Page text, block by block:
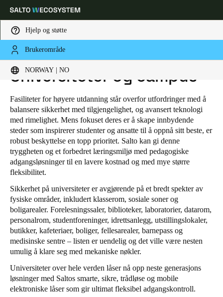
Hjelp og støtte
Brukerområde
NORWAY | NO
Velg sted og språkinnstillinger
Norway Norsk
Germany
Deutsch
Switzerland
DeutschFrançaisItaliano
United Kingdom
English
Ireland
English
HOME BRANSJER
UNIVERSITETER OG CAMPUS
Universiteter og campus
Fasiliteter for høyere utdanning står overfor utfordringer med å
balansere sikkerhet med tilgjengelighet, og avansert teknologi
med rimelighet. Mens fokuset deres er å skape innbydende
steder som inspirerer studenter og ansatte til å oppnå sitt beste, er
robust beskyttelse en topp prioritet. Salto kan gi denne
tryggheten og et forbedret læringsmiljø med pedagogiske
adgangsløsninger til en lavere kostnad og med mye større
fleksibilitet.
Sikkerhet på universiteter er avgjørende på et bredt spekter av
fysiske områder, inkludert klasserom, sosiale soner og
boligarealer. Forelesningssaler, biblioteker, laboratorier, datarom,
personalrom, studentforeninger, idrettsanlegg, utstillingslokaler,
butikker, kafeteriaer, boliger, fellesarealer, barnepass og
medisinske sentre – listen er uendelig og det ville være nesten
umulig å klare seg med mekaniske nøkler.
Universiteter over hele verden låser nå opp neste generasjons
løsninger med Saltos smarte, sikre, trådløse og mobile
elektroniske låser som gir ultimat fleksibel adgangskontroll.